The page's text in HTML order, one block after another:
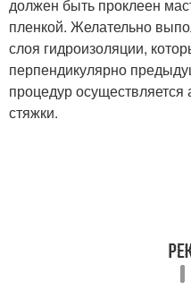
должен быть проклеен
пленкой. Желательно
слоя гидроизоляции,
перпендикулярно
процедур
стяжки.